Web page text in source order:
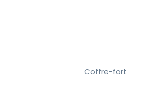
Coffre-fort